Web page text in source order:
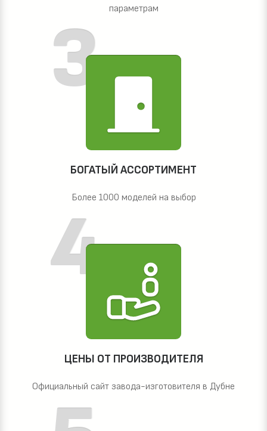
параметрам
БОГАТЫЙ АССОРТИМЕНТ
Более 1000 моделей на выбор
ЦЕНЫ ОТ ПРОИЗВОДИТЕЛЯ
Официальный сайт завода-изготовителя в Дубне